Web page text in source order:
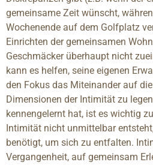
gemeinsame Zeit wünscht,
Wochenende auf dem Golfplatz
Einrichten der gemeinsamen
Geschmäcker überhaupt nicht
kann es helfen, seine eigenen
den Fokus das Miteinander auf
Dimensionen der Intimität zu
kennengelernt hat, ist es wichtig
Intimität nicht unmittelbar
benötigt, um sich zu entfalten.
Vergangenheit, auf gemeinsam